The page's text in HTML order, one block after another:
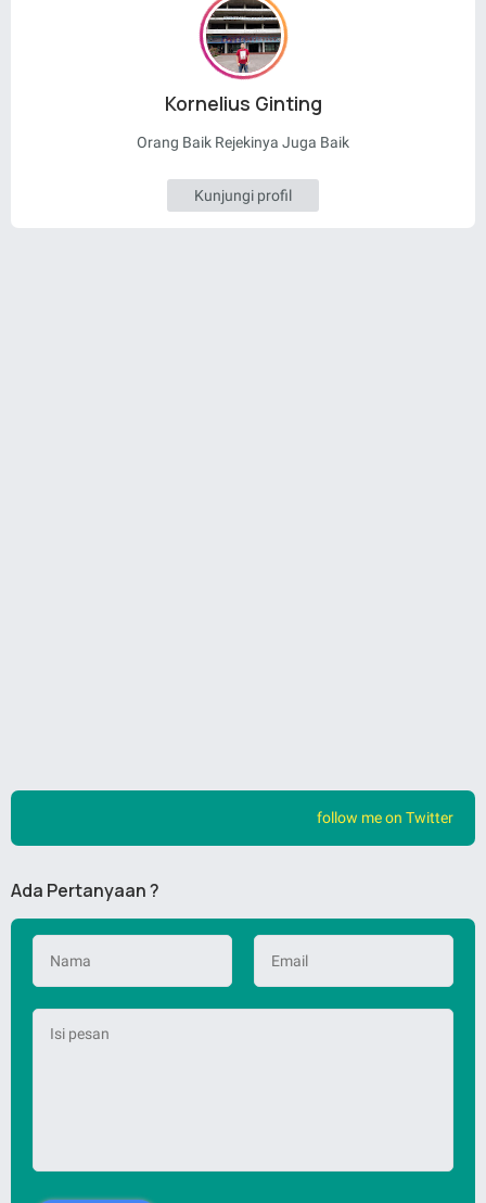
Kornelius Ginting
Orang Baik Rejekinya Juga Baik
Kunjungi profil
follow me on Twitter
Ada Pertanyaan ?